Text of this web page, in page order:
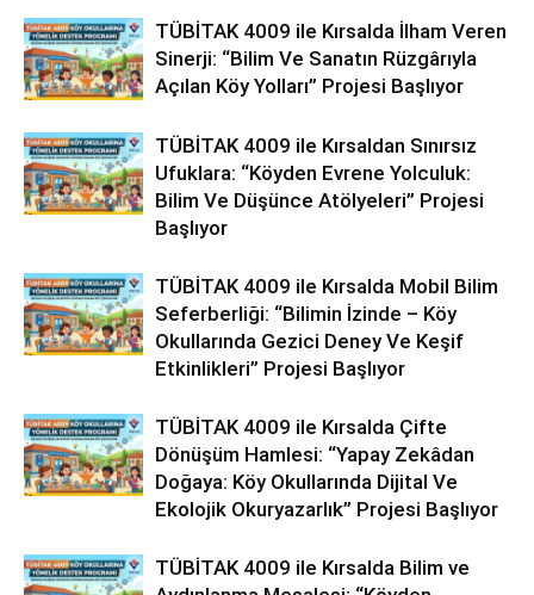
TÜBİTAK 4009 ile Kırsalda İlham Veren
Sinerji: “Bilim Ve Sanatın Rüzgârıyla
Açılan Köy Yolları” Projesi Başlıyor
TÜBİTAK 4009 ile Kırsaldan Sınırsız
Ufuklara: “Köyden Evrene Yolculuk:
Bilim Ve Düşünce Atölyeleri” Projesi
Başlıyor
TÜBİTAK 4009 ile Kırsalda Mobil Bilim
Seferberliği: “Bilimin İzinde – Köy
Okullarında Gezici Deney Ve Keşif
Etkinlikleri” Projesi Başlıyor
TÜBİTAK 4009 ile Kırsalda Çifte
Dönüşüm Hamlesi: “Yapay Zekâdan
Doğaya: Köy Okullarında Dijital Ve
Ekolojik Okuryazarlık” Projesi Başlıyor
TÜBİTAK 4009 ile Kırsalda Bilim ve